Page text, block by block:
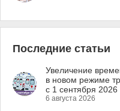
Последние статьи
Увеличение
в новом режиме
с 1 сентября 2026
6 августа 2026